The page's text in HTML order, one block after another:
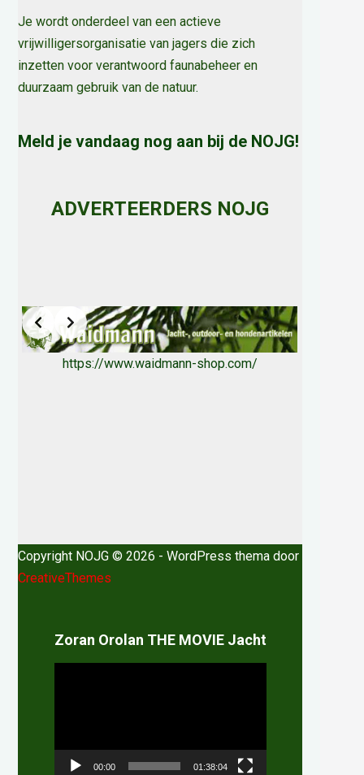
Je wordt onderdeel van een actieve
vrijwilligersorganisatie van jagers die zich
inzetten voor verantwoord faunabeheer en
duurzaam gebruik van de natuur.
Meld je vandaag nog aan bij de NOJG!
ADVERTEERDERS NOJG
https://www.waidmann-shop.com/
Copyright NOJG © 2026 - WordPress thema door
CreativeThemes
Zoran Orolan THE MOVIE Jacht
00:00 01:38:04